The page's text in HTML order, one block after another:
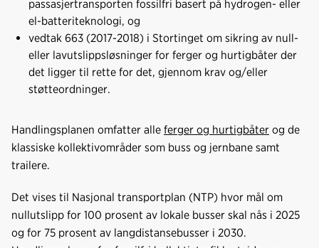
passasjertransporten fossilfri basert på hydrogen- eller
el-batteriteknologi, og
vedtak 663 (2017-2018) i Stortinget om sikring av null-
eller lavutslippsløsninger for ferger og hurtigbåter der
det ligger til rette for det, gjennom krav og/eller
støtteordninger.
Handlingsplanen omfatter alle ferger og hurtigbåter og de
klassiske kollektivområder som buss og jernbane samt
trailere.
Det vises til Nasjonal transportplan (NTP) hvor mål om
nullutslipp for 100 prosent av lokale busser skal nås i 2025
og for 75 prosent av langdistansebusser i 2030.